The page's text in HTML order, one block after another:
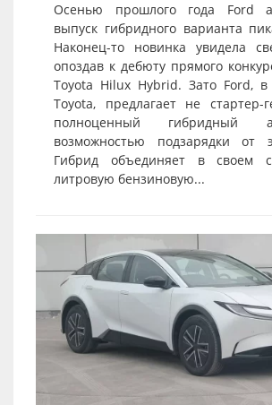
Осенью прошлого года Ford
выпуск гибридного варианта
Наконец-то новинка увидела
опоздав к дебюту прямого
Toyota Hilux Hybrid. Зато Ford,
Toyota, предлагает не стартер-
полноценный гибридный
возможностью подзарядки от
Гибрид объединяет в своем
литровую бензиновую...